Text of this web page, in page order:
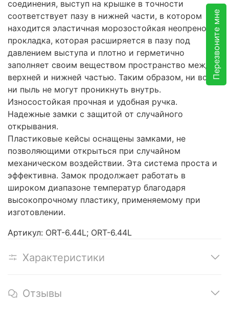
Перезвоните мне
соединения, выступ на крышке в точности
соответствует пазу в нижней части, в котором
находится эластичная морозостойкая неопреновая
прокладка, которая расширяется в пазу под
давлением выступа и плотно и герметично
заполняет своим веществом пространство между
верхней и нижней частью. Таким образом, ни вода,
ни пыль не могут проникнуть внутрь.
Износостойкая прочная и удобная ручка.
Надежные замки с защитой от случайного
открывания.
Пластиковые кейсы оснащены замками, не
позволяющими открыться при случайном
механическом воздействии. Эта система проста и
эффективна. Замок продолжает работать в
широком диапазоне температур благодаря
высокопрочному пластику, применяемому при
изготовлении.
Артикул: ORT-6.44L; ORT-6.44L
Характеристики
Отзывы